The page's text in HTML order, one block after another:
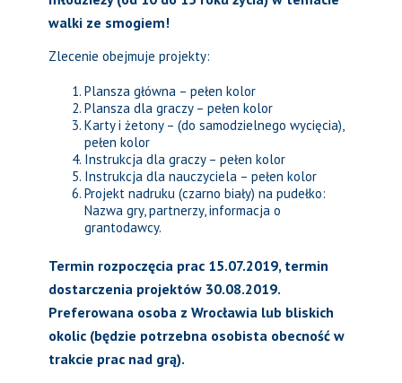
walki ze smogiem!
Zlecenie obejmuje projekty:
Plansza główna – pełen kolor
Plansza dla graczy – pełen kolor
Karty i żetony – (do samodzielnego wycięcia),
pełen kolor
Instrukcja dla graczy – pełen kolor
Instrukcja dla nauczyciela – pełen kolor
Projekt nadruku (czarno biały) na pudełko:
Nazwa gry, partnerzy, informacja o
grantodawcy.
Termin rozpoczęcia prac 15.07.2019, termin
dostarczenia projektów 30.08.2019.
Preferowana osoba z Wrocławia lub bliskich
okolic (będzie potrzebna osobista obecność w
trakcie prac nad grą).